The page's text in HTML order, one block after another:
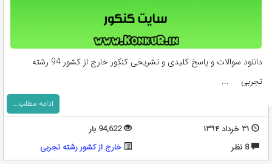
دانلود سوالات و پاسخ کلیدی و تشریحی کنکور خارج از کشور 94 رشته
تجربی ...
ادامه مطلب...
۳۱ خرداد ۱۳۹۴
94,622 بار
8 نظر
خارج از کشور رشته تجربی